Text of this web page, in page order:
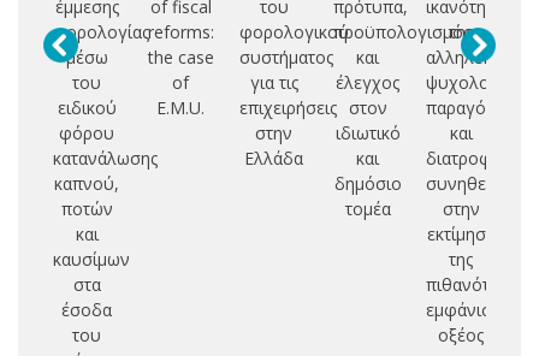
έμμεσης
φορολογίας
μέσω
του
ειδικού
φόρου
κατανάλωσης
καπνού,
ποτών
και
καυσίμων
στα
έσοδα
του
of fiscal
reforms:
the case
of
E.M.U.
του
φορολογικού
συστήματος
για τις
επιχειρήσεις
στην
Ελλάδα
πρότυπα,
προϋπολογισμός
και
έλεγχος
στον
ιδιωτικό
και
δημόσιο
τομέα
ικανότητα
της
ψυχολογικών
παραγόντων
και
διατροφικών
συνηθειών
στην
εκτίμηση
της
πιθανότητας
εμφάνισης
οξέος